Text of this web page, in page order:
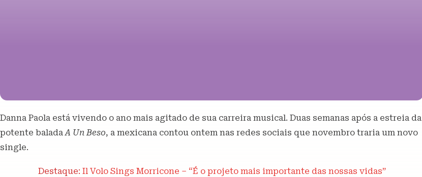
Danna Paola está vivendo o ano mais agitado de sua carreira musical. Duas semanas após a estreia da
potente baladaA Un Beso, a mexicana contou ontem nas redes sociais que novembro traria um novo
single.
Destaque: Il Volo Sings Morricone – “É o projeto mais importante das nossas vidas”